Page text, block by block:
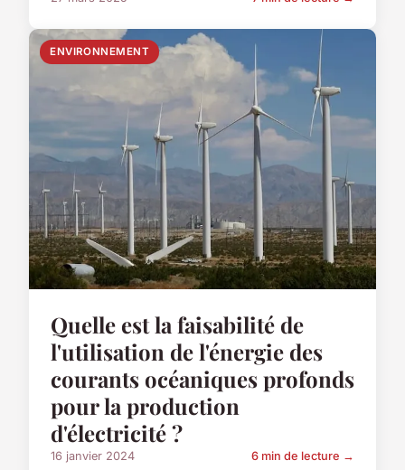
ENVIRONNEMENT
Quelle est la faisabilité de
l'utilisation de l'énergie des
courants océaniques profonds
pour la production
d'électricité ?
16 janvier 2024 6 min de lecture →